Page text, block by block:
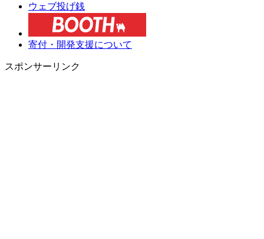
ウェブ投げ銭
寄付・開発支援について
スポンサーリンク